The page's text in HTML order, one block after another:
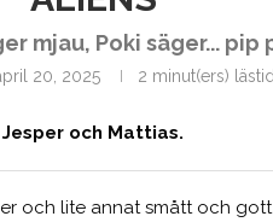
mjau, Poki säger... pip
20, 2025 2 minut(ers) lästid
och Mattias.
och lite annat smått och